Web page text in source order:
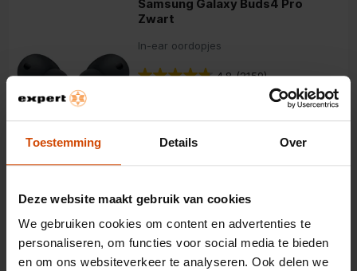
Toestemming Details Over
Deze website maakt gebruik van cookies
We gebruiken cookies om content en advertenties te
personaliseren, om functies voor social media te bieden
en om ons websiteverkeer te analyseren. Ook delen we
Samsung Galaxy Buds4 Pro
Zwart
In-ear oordopjes
4.8 (2159)
2-weg speakersysteem
Active Noise Cancelling
Bluetooth 6.1
Samsung Galaxy Buds FE Zwart
In-ear oordopjes